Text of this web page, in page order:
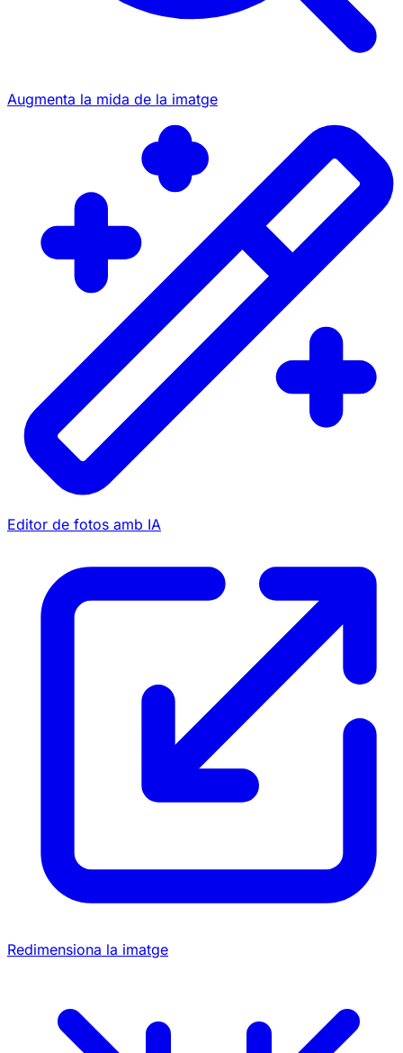
Augmenta la mida de la imatge
Editor de fotos amb IA
Redimensiona la imatge